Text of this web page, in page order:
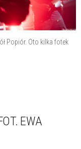
Popiór. Oto kilka fotek
EWA